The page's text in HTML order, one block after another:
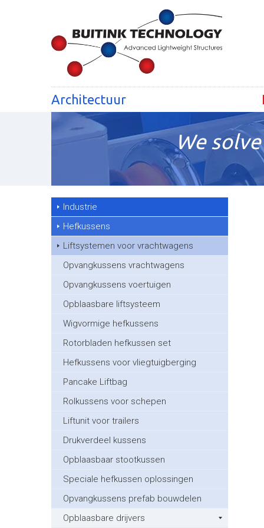
Architectuur
We
Industrie
Hefkussens
Liftsystemen voor vrachtwagens
Opvangkussens vrachtwagens
Opvangkussens voertuigen
Opblaasbare liftsysteem
Wigvormige hefkussens
Rotorbladen hefkussen set
Hefkussens voor vliegtuigberging
Pancake Liftbag
Rolkussens voor schepen
Liftunit voor trailers
Drukverdeel kussens
Opblaasbaar stootkussen
Speciale hefkussen oplossingen
Opvangkussens prefab bouwdelen
Opblaasbare drijvers